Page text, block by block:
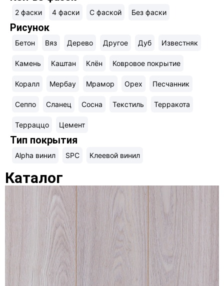
2 фаски 4 фаски C фаской Без фаски
Рисунок
Бетон Вяз Дерево Другое Дуб Известняк
Камень Каштан Клён Ковровое покрытие
Коралл Мербау Мрамор Орех Песчанник
Сеппо Сланец Сосна Текстиль Терракота
Терраццо Цемент
Тип покрытия
Alpha винил SPC Клеевой винил
Каталог